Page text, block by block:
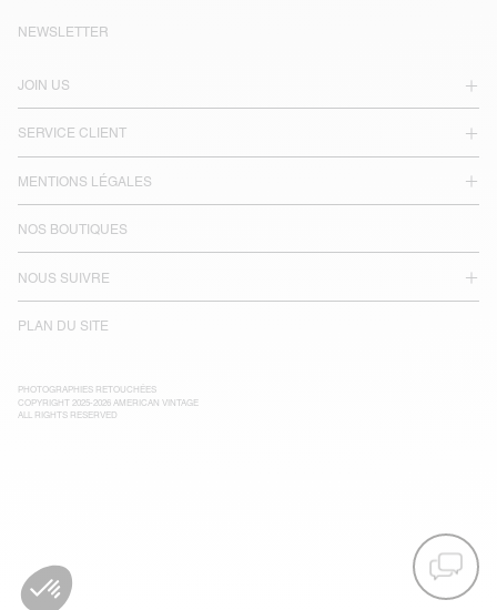
JOIN US
SERVICE CLIENT
MENTIONS LÉGALES
NOS BOUTIQUES
NOUS SUIVRE
PLAN DU SITE
NEWSLETTER
PHOTOGRAPHIES RETOUCHÉES
COPYRIGHT 2025-2026 AMERICAN VINTAGE
ALL RIGHTS RESERVED